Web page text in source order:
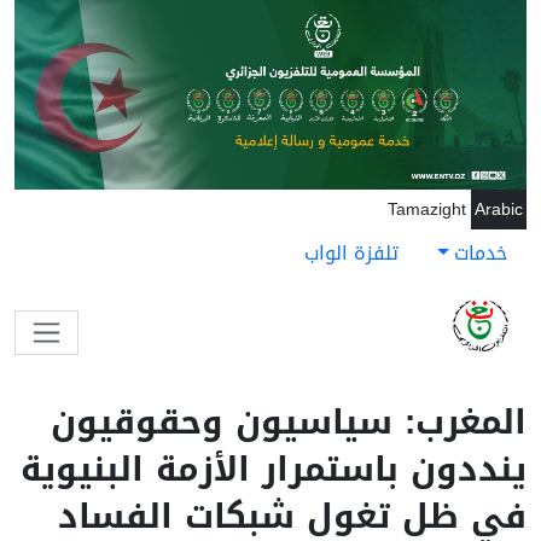
تجاوز إلى المحتوى الرئيسي
Arabic
Tamazight
خدمات تلفزة الواب
المغرب: سياسيون وحقوقيون
ينددون باستمرار الأزمة البنيوية
في ظل تغول شبكات الفساد